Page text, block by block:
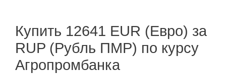
Купить 12641 EUR (Евро) за
RUP (Рубль ПМР) по курсу
Агропромбанка